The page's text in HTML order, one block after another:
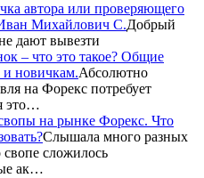
автора или проверяющего
Михайлович С.Добрый
дают вывезти
– что это такое? Общие
новичкам.Абсолютно
на Форекс потребует
это…
на рынке Форекс. Что
Слышала много разных
сложилось
ак…